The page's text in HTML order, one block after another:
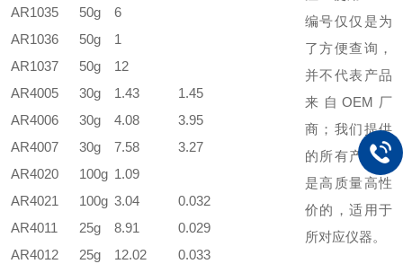
AR1035 50g
6
AR1036
50g
1
AR1037
50g
12
AR4005
30g 1.43
1.45
AR4006
30g 4.08
3.95
AR4007
30g 7.58
3.27
AR4020
100g 1.09
AR4021
100g 3.04
0.032
AR4011
25g 8.91
0.029
AR4012
25g 12.02
0.033
编号仅仅是为
了方便查询，
并不代表产品
来自OEM厂
商；我们提供
的所有产品都
是高质量高性
价的，适用于
所对应仪器。